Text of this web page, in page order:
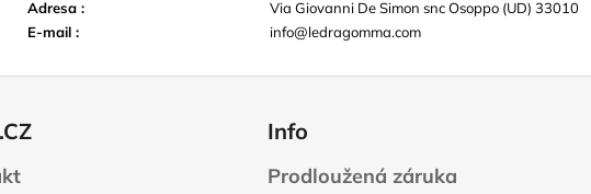
Adresa :
Via Giovanni De Simon snc Osoppo (UD) 33010
E-mail : info@ledragomma.com
Info
Prodloužená záruka